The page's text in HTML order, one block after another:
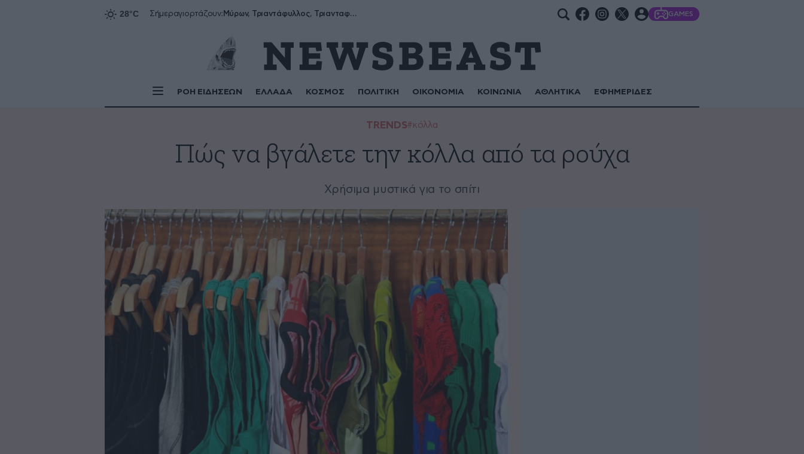
Σήμεραγιορτάζουν: Μύρων, Τριαντάφυλλος, Τριανταφυλλιά, Φυλλιώ, Ρόζα GAMES
ΡΟΗ ΕΙΔΗΣΕΩΝ ΕΛΛΑΔΑ ΚΟΣΜΟΣ ΠΟΛΙΤΙΚΗ ΟΙΚΟΝΟΜΙΑ ΚΟΙΝΩΝΙΑ ΑΘΛΗΤΙΚΑ ΕΦΗΜΕΡΙΔΕΣ
TRENDS#κόλλα
Πώς να βγάλετε την κόλλα από τα ρούχα
Χρήσιμα μυστικά για το σπίτι